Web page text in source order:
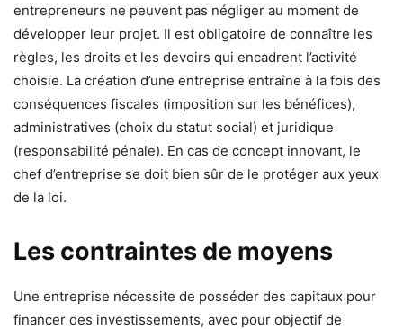
entrepreneurs ne peuvent pas négliger au moment de
développer leur projet. Il est obligatoire de connaître les
règles, les droits et les devoirs qui encadrent l’activité
choisie. La création d’une entreprise entraîne à la fois des
conséquences fiscales (imposition sur les bénéfices),
administratives (choix du statut social) et juridique
(responsabilité pénale). En cas de concept innovant, le
chef d’entreprise se doit bien sûr de le protéger aux yeux
de la loi.
Les contraintes de moyens
Une entreprise nécessite de posséder des capitaux pour
financer des investissements, avec pour objectif de